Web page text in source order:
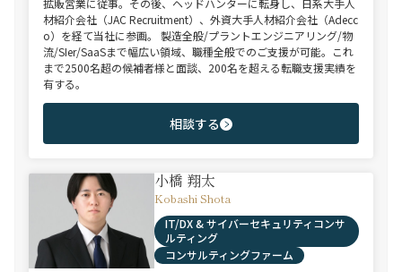
拡販営業に従事。その後、ヘッドハンターに転身し、日系大手人
材紹介会社（JAC Recruitment）、外資大手人材紹介会社（Adecc
o）を経て当社に参画。 製造全般/プラントエンジニアリング/物
流/SIer/SaaSまで幅広い領域、職種全般でのご支援が可能。これ
まで2500名超の候補者様と面談、200名を超える転職支援実績を
有する。
相談する
小橋 翔太
Kobashi Shota
IT/DX & サイバーセキュリティコンサ
ルティング
コンサルティングファーム